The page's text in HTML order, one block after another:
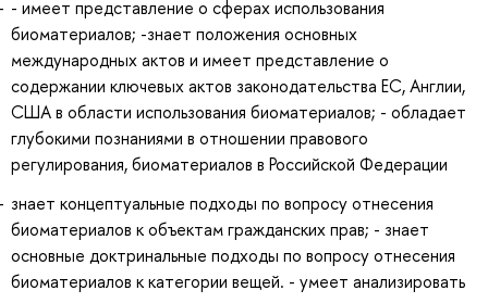
- имеет представление о сферах использования
биоматериалов; -знает положения основных
международных актов и имеет представление о
содержании ключевых актов законодательства ЕС, Англии,
США в области использования биоматериалов; - обладает
глубокими познаниями в отношении правового
регулирования, биоматериалов в Российской Федерации
знает концептуальные подходы по вопросу отнесения
биоматериалов к объектам гражданских прав; - знает
основные доктринальные подходы по вопросу отнесения
биоматериалов к категории вещей. - умеет анализировать